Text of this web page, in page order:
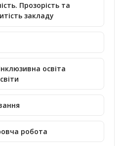
Прозорість та
закладу
освіта
робота